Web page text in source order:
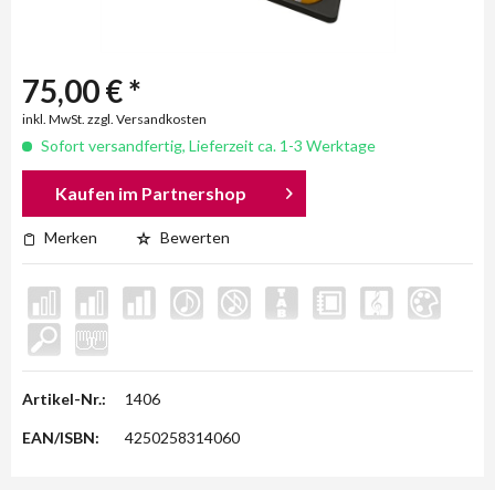
75,00 € *
inkl. MwSt. zzgl. Versandkosten
Sofort versandfertig, Lieferzeit ca. 1-3 Werktage
Kaufen im Partnershop
Merken Bewerten
Artikel-Nr.: 1406
EAN/ISBN: 4250258314060